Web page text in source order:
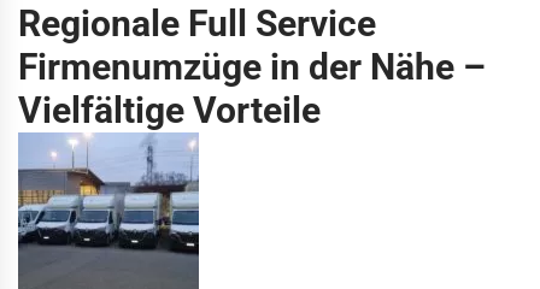
Regionale Full Service
Firmenumzüge in der Nähe –
Vielfältige Vorteile